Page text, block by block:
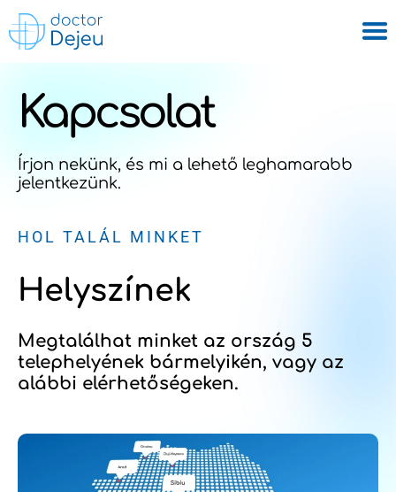
Kapcsolat
Írjon nekünk, és mi a lehető leghamarabb
jelentkezünk.
HOL TALÁL MINKET
Helyszínek
Megtalálhat minket az ország 5
telephelyének bármelyikén, vagy az
alábbi elérhetőségeken.